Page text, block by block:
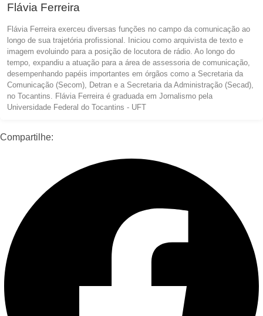
Flávia Ferreira
Flávia Ferreira exerceu diversas funções no campo da comunicação ao
longo de sua trajetória profissional. Iniciou como arquivista de texto e
imagem evoluindo para a posição de locutora de rádio. Ao longo do
tempo, expandiu a atuação para a área de assessoria de comunicação,
desempenhando papéis importantes em órgãos como a Secretaria da
Comunicação (Secom), Detran e a Secretaria da Administração (Secad),
no Tocantins. Flávia Ferreira é graduada em Jornalismo pela
Universidade Federal do Tocantins - UFT
Compartilhe: